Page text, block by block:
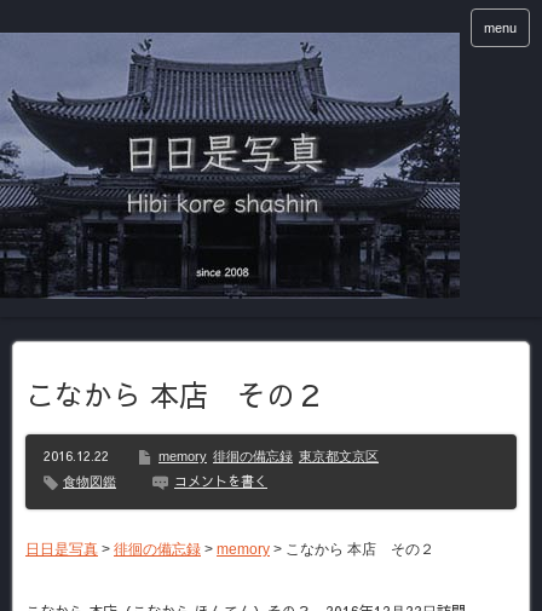
menu
こなから 本店 その２
2016.12.22 memory 徘徊の備忘録 東京都文京区
食物図鑑
コメントを書く
日日是写真 > 徘徊の備忘録 > memory > こなから 本店 その２